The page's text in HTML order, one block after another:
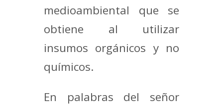
medioambiental que se
obtiene al utilizar
insumos orgánicos y no
químicos.
En palabras del señor